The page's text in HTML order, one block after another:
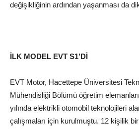
değişikliğinin ardından yaşanması da
İLK MODEL EVT S1’Dİ
EVT Motor, Hacettepe Üniversitesi
Mühendisliği Bölümü öğretim
yılında elektrikli otomobil teknolojileri
çalışmaları için kurulmuştu. 12 kişilik bir